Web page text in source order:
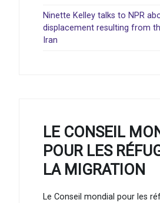
Ninette Kelley talks to NPR
displacement resulting from
Iran
LE CONSEIL
POUR LES
LA MIGRATION
Le Conseil mondial pour les